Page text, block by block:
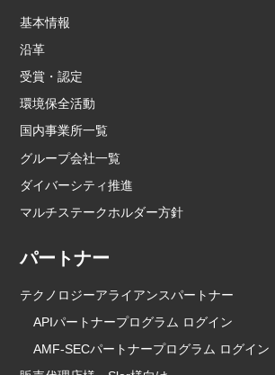
基本情報
沿革
受賞・認定
環境保全活動
国内事業所一覧
グループ会社一覧
ダイバーシティ推進
マルチステークホルダー方針
パートナー
テクノロジーアライアンスパートナー
APIパートナープログラム ログイン
AMF-SECパートナープログラム ログイン